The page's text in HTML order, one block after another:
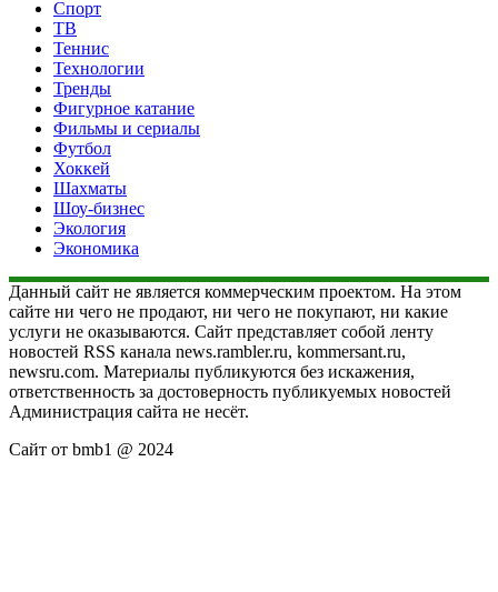
Спорт
ТВ
Теннис
Технологии
Тренды
Фигурное катание
Фильмы и сериалы
Футбол
Хоккей
Шахматы
Шоу-бизнес
Экология
Экономика
Данный сайт не является коммерческим проектом. На этом
сайте ни чего не продают, ни чего не покупают, ни какие
услуги не оказываются. Сайт представляет собой ленту
новостей RSS канала news.rambler.ru, kommersant.ru,
newsru.com. Материалы публикуются без искажения,
ответственность за достоверность публикуемых новостей
Администрация сайта не несёт.
Сайт от bmb1 @ 2024